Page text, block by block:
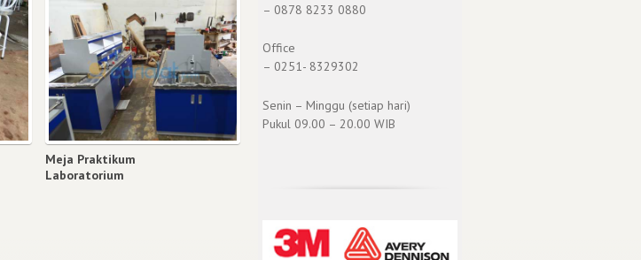
Meja Praktikum
Laboratorium
– 0878 8233 0880
Office
– 0251- 8329302
Senin – Minggu (setiap hari)
Pukul 09.00 – 20.00 WIB